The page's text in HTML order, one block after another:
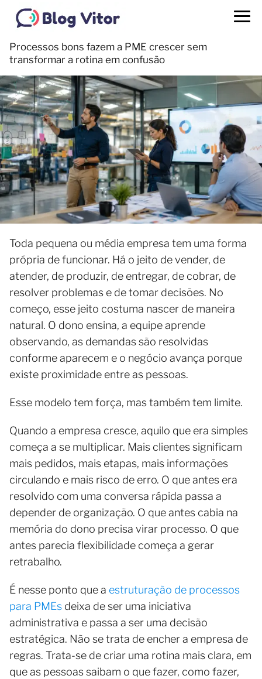
Processos bons fazem a PME crescer sem
transformar a rotina em confusão
Toda pequena ou média empresa tem uma forma
própria de funcionar. Há o jeito de vender, de
atender, de produzir, de entregar, de cobrar, de
resolver problemas e de tomar decisões. No
começo, esse jeito costuma nascer de maneira
natural. O dono ensina, a equipe aprende
observando, as demandas são resolvidas
conforme aparecem e o negócio avança porque
existe proximidade entre as pessoas.
Esse modelo tem força, mas também tem limite.
Quando a empresa cresce, aquilo que era simples
começa a se multiplicar. Mais clientes significam
mais pedidos, mais etapas, mais informações
circulando e mais risco de erro. O que antes era
resolvido com uma conversa rápida passa a
depender de organização. O que antes cabia na
memória do dono precisa virar processo. O que
antes parecia flexibilidade começa a gerar
retrabalho.
É nesse ponto que a estruturação de processos
para PMEs deixa de ser uma iniciativa
administrativa e passa a ser uma decisão
estratégica. Não se trata de encher a empresa de
regras. Trata-se de criar uma rotina mais clara, em
que as pessoas saibam o que fazer, como fazer,